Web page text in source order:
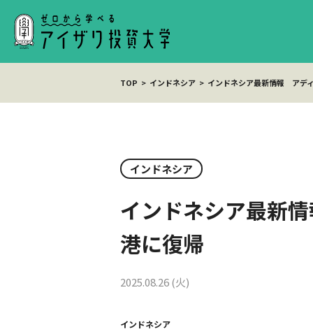
TOP インドネシア インドネシア最新情報 アデ
インドネシア
インドネシア最新
港に復帰
2025.08.26 (火)
インドネシア